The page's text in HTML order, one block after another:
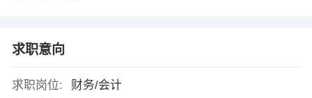
求职意向
求职岗位:
财务/会计